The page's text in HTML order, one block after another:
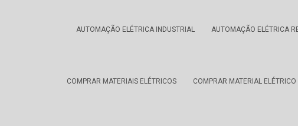
AUTOMAÇÃO ELÉTRICA INDUSTRIAL AUTOMAÇÃO ELÉTRICA
COMPRAR MATERIAIS ELÉTRICOS COMPRAR MATERIAL